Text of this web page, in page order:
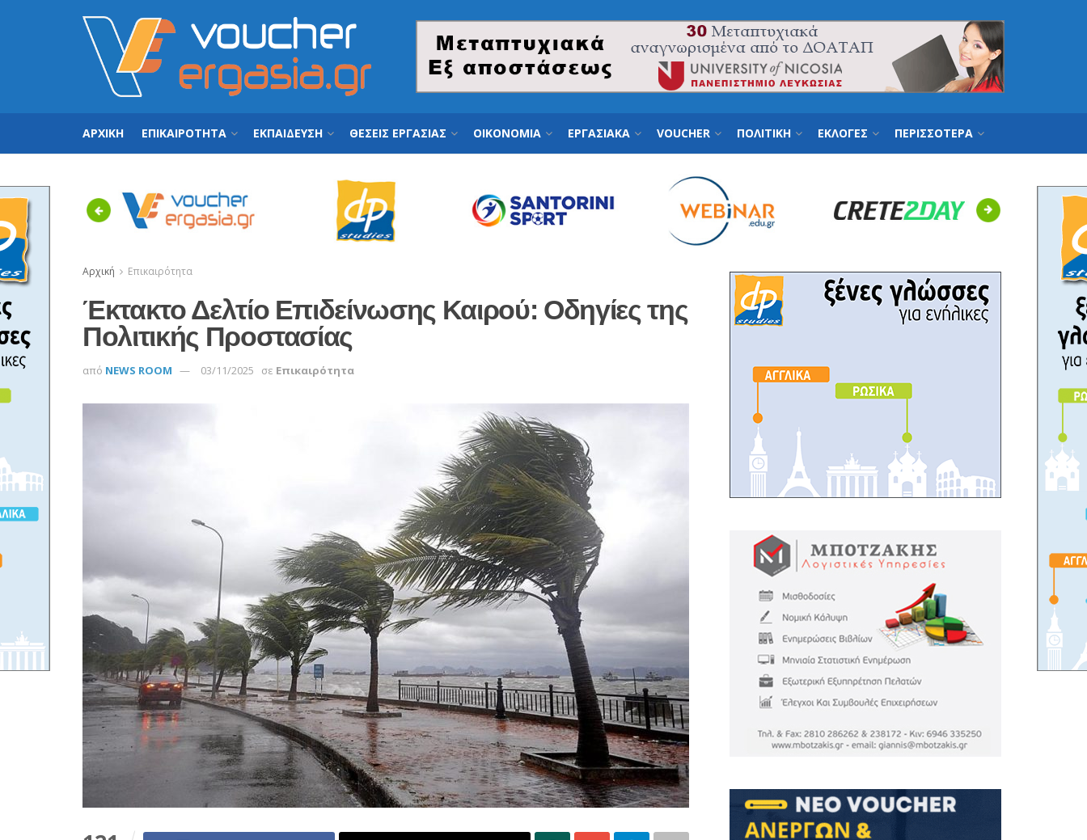
ΑΡΧΙΚΗ ΕΠΙΚΑΙΡΟΤΗΤΑ ΕΚΠΑΙΔΕΥΣΗ ΘΕΣΕΙΣ ΕΡΓΑΣΙΑΣ ΟΙΚΟΝΟΜΙΑ ΕΡΓΑΣΙΑΚΑ VOUCHER ΠΟΛΙΤΙΚΗ ΕΚΛΟΓΕΣ ΠΕΡΙΣΣΟΤΕΡΑ
Previous Next
Αρχική Επικαιρότητα
Έκτακτο Δελτίο Επιδείνωσης Καιρού: Οδηγίες της
Πολιτικής Προστασίας
από NEWS ROOM 03/11/2025 σε Επικαιρότητα